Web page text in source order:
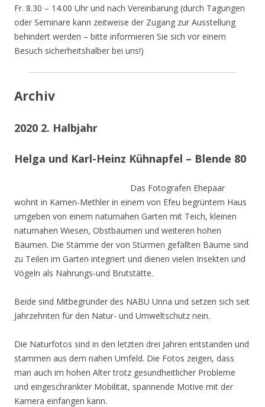
Fr. 8.30 – 14.00 Uhr und nach Vereinbarung (durch Tagungen
oder Seminare kann zeitweise der Zugang zur Ausstellung
behindert werden – bitte informieren Sie sich vor einem
Besuch sicherheitshalber bei uns!)
Archiv
2020 2. Halbjahr
Helga und Karl-Heinz Kühnapfel – Blende 80
Das Fotografen Ehepaar
wohnt in Kamen-Methler in einem von Efeu begrüntem Haus
umgeben von einem naturnahen Garten mit Teich, kleinen
naturnahen Wiesen, Obstbäumen und weiteren hohen
Bäumen. Die Stämme der von Stürmen gefällten Bäume sind
zu Teilen im Garten integriert und dienen vielen Insekten und
Vögeln als Nahrungs-und Brutstätte.
Beide sind Mitbegründer des NABU Unna und setzen sich seit
Jahrzehnten für den Natur- und Umweltschutz nein.
Die Naturfotos sind in den letzten drei Jahren entstanden und
stammen aus dem nahen Umfeld. Die Fotos zeigen, dass
man auch im hohen Alter trotz gesundheitlicher Probleme
und eingeschränkter Mobilität, spannende Motive mit der
Kamera einfangen kann.